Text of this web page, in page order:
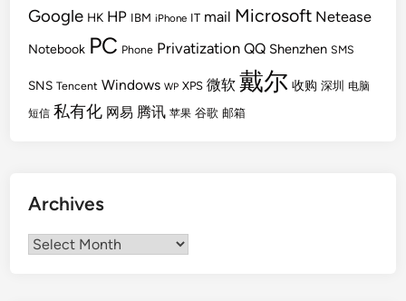
Google HK HP IBM iPhone IT mail Microsoft Netease
Notebook PC Phone Privatization QQ Shenzhen SMS
SNS Tencent Windows WP XPS 微软 戴尔 收购 深圳 电脑
短信 私有化 网易 腾讯 苹果 谷歌 邮箱
Archives
Archives